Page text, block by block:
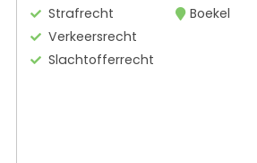
Strafrecht
Verkeersrecht
Slachtofferrecht
Boekel